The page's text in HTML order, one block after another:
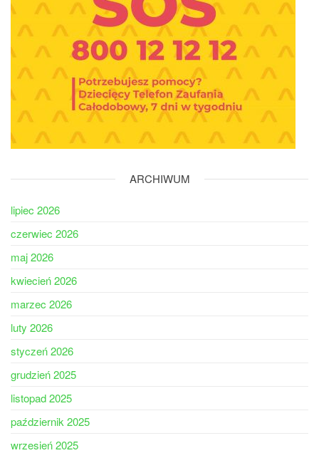
ARCHIWUM
lipiec 2026
czerwiec 2026
maj 2026
kwiecień 2026
marzec 2026
luty 2026
styczeń 2026
grudzień 2025
listopad 2025
październik 2025
wrzesień 2025